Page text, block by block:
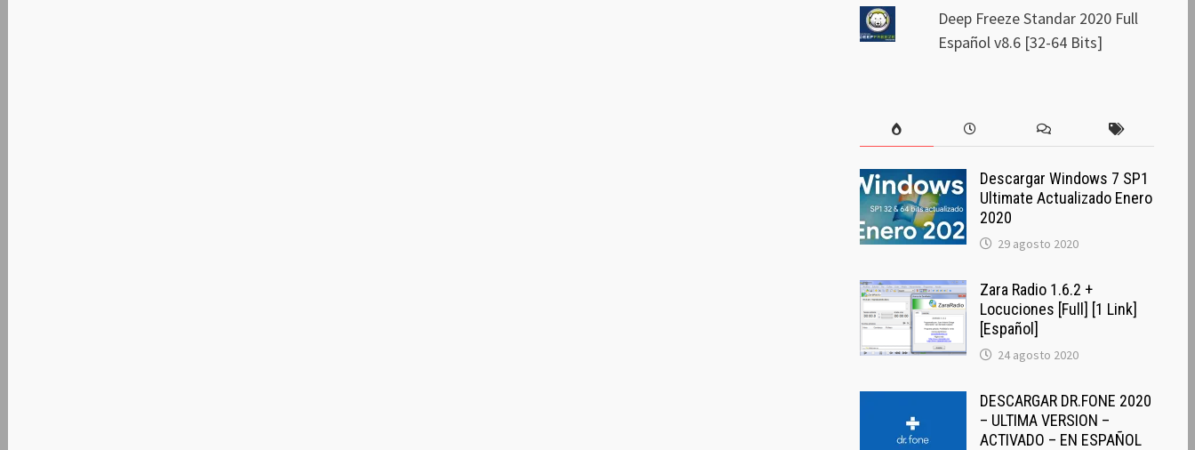
Deep Freeze Standar 2020 Full
Español v8.6 [32-64 Bits]
Descargar Windows 7 SP1
Ultimate Actualizado Enero
2020
29 agosto 2020
Zara Radio 1.6.2 +
Locuciones [Full] [1 Link]
[Español]
24 agosto 2020
DESCARGAR DR.FONE 2020
– ULTIMA VERSION –
ACTIVADO – EN ESPAÑOL